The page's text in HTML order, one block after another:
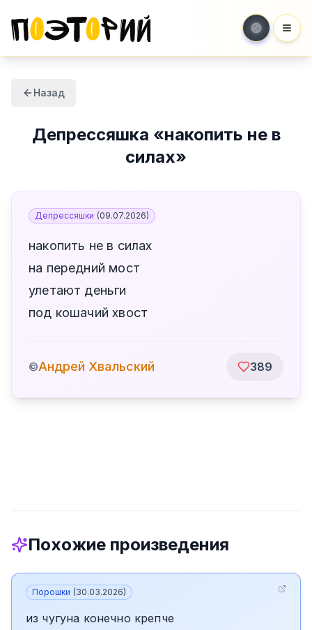
Назад
Депрессяшка «накопить не в
силах»
Депрессяшки (09.07.2026)
накопить не в силах
на передний мост
улетают деньги
под кошачий хвост
©Андрей Хвальский 389
Похожие произведения
Порошки (30.03.2026)
из чугуна конечно крепче